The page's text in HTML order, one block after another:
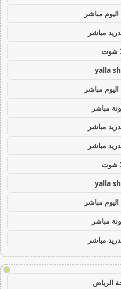
مباشر
مباشر
شوت
yalla
مباشر
مباشر
مباشر
مباشر
شوت
yalla
مباشر
مباشر
مباشر
!
الرياض